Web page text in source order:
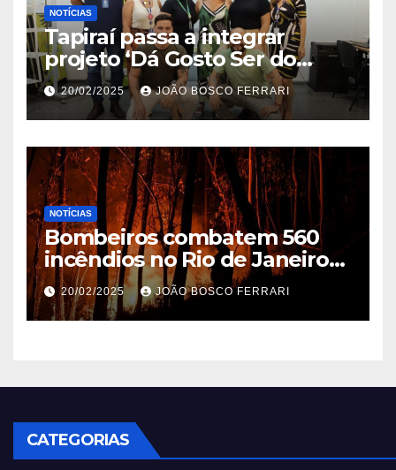
NOTÍCIAS
Tapiraí passa a integrar
projeto ‘Dá Gosto Ser do
Ribeira’ | ASN São Paulo
20/02/2025 JOÃO BOSCO FERRARI
NOTÍCIAS
Bombeiros combatem 560
incêndios no Rio de Janeiro
em 2025
20/02/2025 JOÃO BOSCO FERRARI
CATEGORIAS